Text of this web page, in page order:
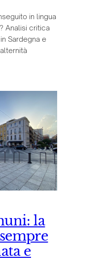
in lingua
Analisi critica
Sardegna e
la
e